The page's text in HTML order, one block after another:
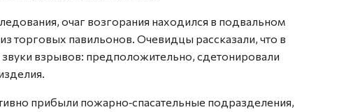
очаг возгорания находился в подвальном
торговых павильонов. Очевидцы рассказали, что в
взрывов: предположительно, сдетонировали
прибыли пожарно‑спасательные подразделения,